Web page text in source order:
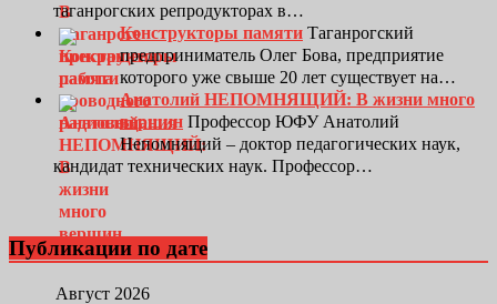
таганрогских репродукторах в…
Конструкторы памяти Таганрогский
предприниматель Олег Бова, предприятие
которого уже свыше 20 лет существует на…
Анатолий НЕПОМНЯЩИЙ: В жизни много
вершин Профессор ЮФУ Анатолий
Непомнящий – доктор педагогических наук,
кандидат технических наук. Профессор…
Публикации по дате
Август 2026